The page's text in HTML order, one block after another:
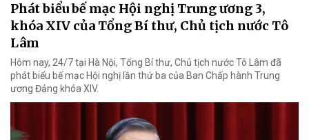
Phát biểu bế mạc Hội nghị Trung ương 3,
khóa XIV của Tổng Bí thư, Chủ tịch nước Tô
Lâm
Hôm nay, 24/7 tại Hà Nội, Tổng Bí thư, Chủ tịch nước Tô Lâm đã
phát biểu bế mạc Hội nghị lần thứ ba của Ban Chấp hành Trung
ương Đảng khóa XIV.